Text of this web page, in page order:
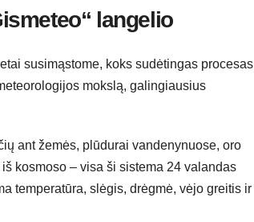
langelio
susimąstome, koks sudėtingas procesas
mokslą, galingiausius
ant žemės, plūdurai vandenynuose, oro
kosmoso – visa ši sistema 24 valandas
temperatūra, slėgis, drėgmė, vėjo greitis ir